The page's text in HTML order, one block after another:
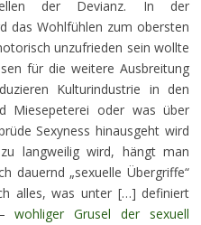
der Devianz. In der
das Wohlfühlen zum obersten
unzufrieden sein wollte
für die weitere Ausbreitung
Kulturindustrie in den
Miesepeterei oder was über
Sexyness hinausgeht wird
langweilig wird, hängt man
dauernd „sexuelle Übergriffe“
alles, was unter […] definiert
–wohliger Grusel der sexuell